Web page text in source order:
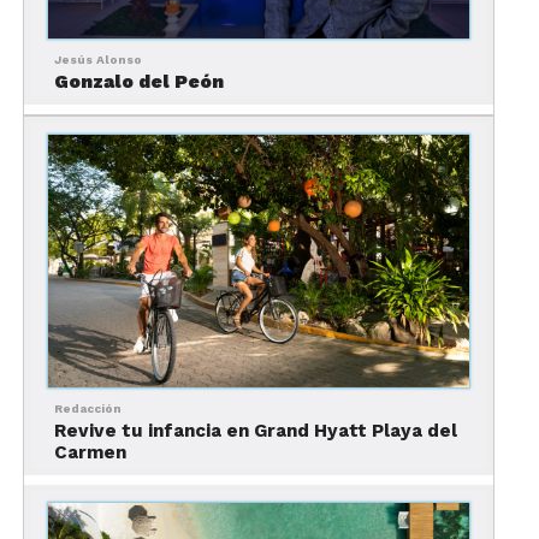
Gabriel Felip, Group President de Inclusive
Collection Global Operations, tomó la oportunidad
para expresar su agradecimiento al talentoso
equipo Comercial y Operacional y brindó con
entusiasmo junto a todos los asistentes por un
próspero 2024 lleno de éxitos.
Jesús Alonso
Gonzalo del Peón
Redacción
Revive tu infancia en Grand Hyatt Playa del
Carmen